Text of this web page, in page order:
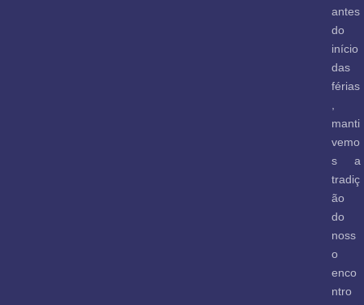
antes
do
início
das
férias
manti
vemo
s a
tradiç
ão
do
noss
o
enco
ntro